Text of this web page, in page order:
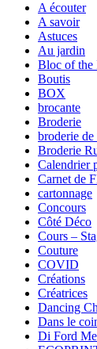
A écouter
A savoir
Astuces
Au jardin
Bloc of the
Boutis
BOX
brocante
Broderie
broderie
Broderie
Calendrier
Carnet de
cartonnage
Concours
Côté Déco
Cours –
Couture
COVID
Créations
Créatrices
Dancing
Dans le
Di Ford